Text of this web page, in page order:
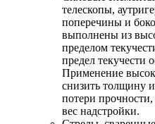
телескопы,
поперечины и
выполнены из
пределом
предел текучести
Применение
снизить толщину
потери
вес надстройки.